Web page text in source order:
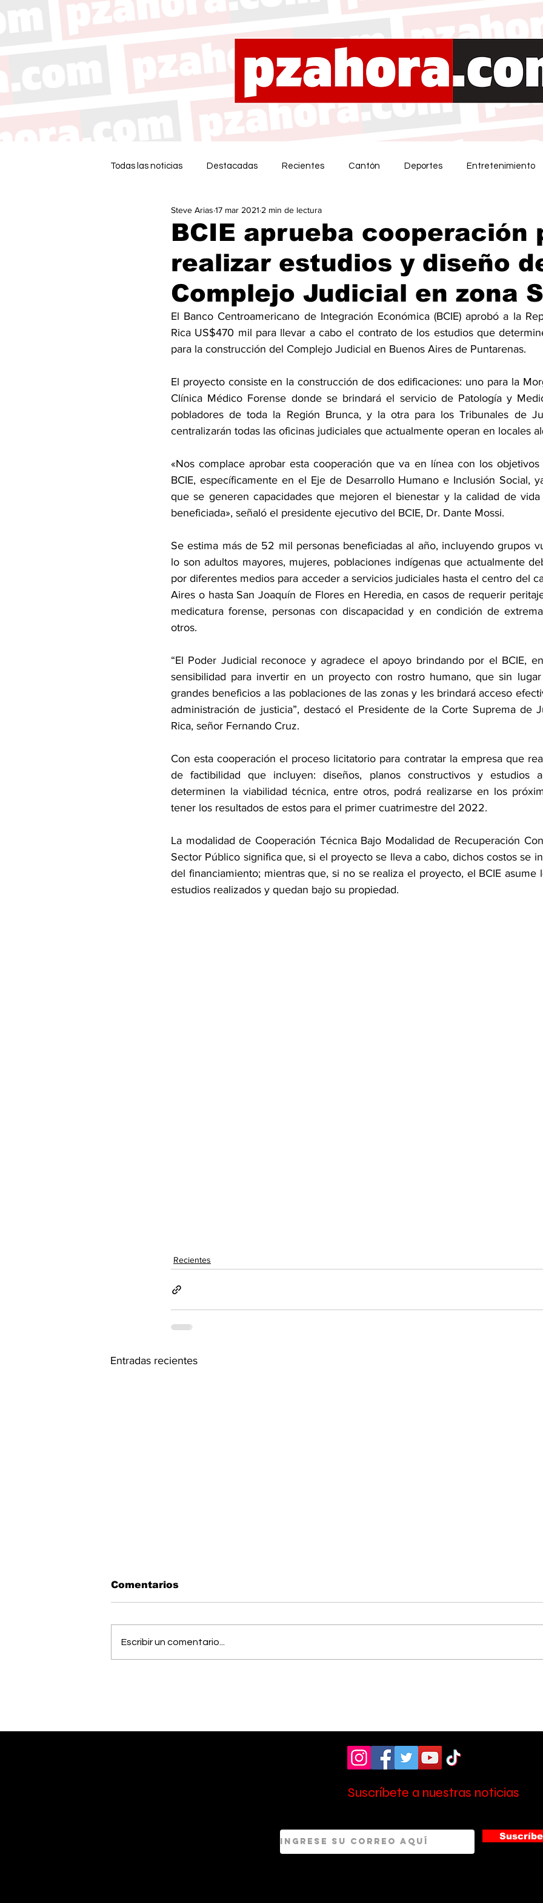
Todas las noticias Destacadas Recientes Cantón Deportes Entretenimiento
BCIE aprueba cooperación
realizar estudios y diseño
Complejo Judicial en zona
Steve Arias 17 mar 2021 2 min de lectura
El Banco Centroamericano de Integración Económica (BCIE) aprobó a la
Rica US$470 mil para llevar a cabo el contrato de los estudios que
para la construcción del Complejo Judicial en Buenos Aires de Puntarenas.
El proyecto consiste en la construcción de dos edificaciones: uno para la
Clínica Médico Forense donde se brindará el servicio de Patología y
pobladores de toda la Región Brunca, y la otra para los Tribunales de
centralizarán todas las oficinas judiciales que actualmente operan en locales
«Nos complace aprobar esta cooperación que va en línea con los objetivos
BCIE, específicamente en el Eje de Desarrollo Humano e Inclusión Social,
que se generen capacidades que mejoren el bienestar y la calidad de
beneficiada», señaló el presidente ejecutivo del BCIE, Dr. Dante Mossi.
Se estima más de 52 mil personas beneficiadas al año, incluyendo grupos
lo son adultos mayores, mujeres, poblaciones indígenas que actualmente
por diferentes medios para acceder a servicios judiciales hasta el centro del
Aires o hasta San Joaquín de Flores en Heredia, en casos de requerir
medicatura forense, personas con discapacidad y en condición de
otros.
“El Poder Judicial reconoce y agradece el apoyo brindando por el BCIE,
sensibilidad para invertir en un proyecto con rostro humano, que sin
grandes beneficios a las poblaciones de las zonas y les brindará acceso
administración de justicia”, destacó el Presidente de la Corte Suprema de
Rica, señor Fernando Cruz.
Con esta cooperación el proceso licitatorio para contratar la empresa que
de factibilidad que incluyen: diseños, planos constructivos y estudios
determinen la viabilidad técnica, entre otros, podrá realizarse en los
tener los resultados de estos para el primer cuatrimestre del 2022.
La modalidad de Cooperación Técnica Bajo Modalidad de Recuperación
Sector Público significa que, si el proyecto se lleva a cabo, dichos costos se
del financiamiento; mientras que, si no se realiza el proyecto, el BCIE asume
estudios realizados y quedan bajo su propiedad.
Recientes
Entradas recientes
Comentarios
Escribir un comentario...
Suscríbete a nuestras noticias